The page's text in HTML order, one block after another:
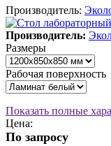
Производитель:
Производитель:
Размеры
Рабочая поверхность
Показать полные
Цена:
По запросу